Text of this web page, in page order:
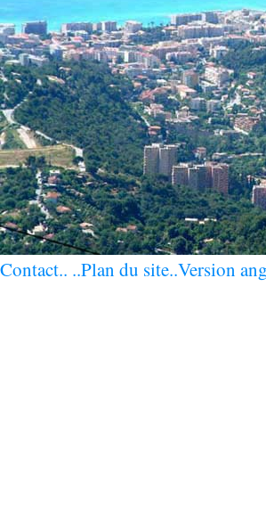
Contact.. ..Plan du site..Version